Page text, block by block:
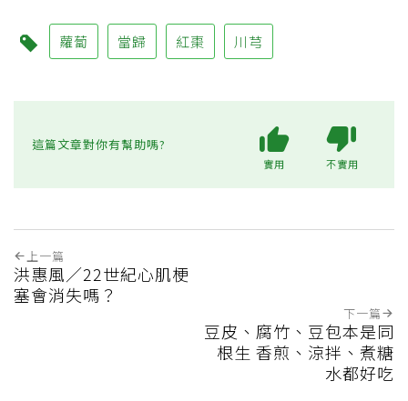
蘿蔔 當歸 紅棗 川芎
這篇文章對你有幫助嗎?
實用 不實用
上一篇
洪惠風／22世紀心肌梗
塞會消失嗎？
下一篇
豆皮、腐竹、豆包本是同
根生 香煎、涼拌、煮糖
水都好吃